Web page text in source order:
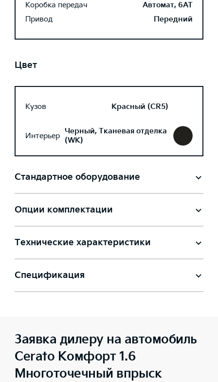
Коробка передач
Автомат, 6AT
Привод
Передний
Цвет
Кузов Красный (CR5)
Интерьер Черный, Тканевая отделка
(WK)
Стандартное оборудование
Опции комплектации
Технические характеристики
Спецификация
Заявка дилеру на автомобиль
Cerato Комфорт 1.6
Многоточечный впрыск